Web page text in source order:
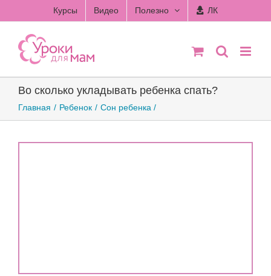
to
content
Курсы Видео Полезно ЛК
Во сколько укладывать ребенка спать?
Главная Ребенок Сон ребенка